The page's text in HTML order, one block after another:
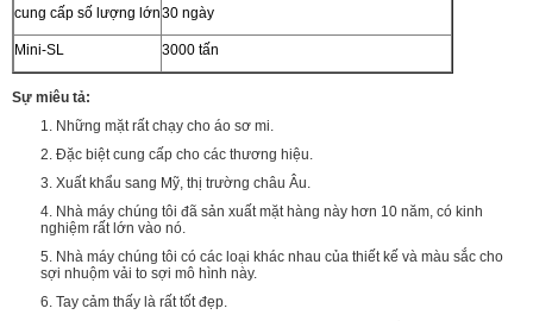
cung cấp số lượng lớn30 ngày
Mini-SL 3000 tấn
Sự miêu tả:
1. Những mặt rất chạy cho áo sơ mi.
2. Đặc biệt cung cấp cho các thương hiệu.
3. Xuất khẩu sang Mỹ, thị trường châu Âu.
4. Nhà máy chúng tôi đã sản xuất mặt hàng này hơn 10 năm, có kinh
nghiệm rất lớn vào nó.
5. Nhà máy chúng tôi có các loại khác nhau của thiết kế và màu sắc cho
sợi nhuộm vải to sợi mô hình này.
6. Tay cảm thấy là rất tốt đẹp.